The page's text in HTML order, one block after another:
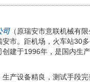
司（原瑞安市意联机械有
市。距机场，火车站30
建于1996年，是国内生
产设备精良，测试手段